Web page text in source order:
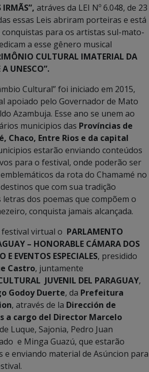
IRMÃS”, atráves da LEI Nº 6.048, de 23
essas Leis abriram porteiras e está
para os artistas sul-mato-
a esse gênero musical
CULTURAL IMATERIAL DA
UNESCO”.
Cultural” foi iniciado em 2015,
apoiado pelo Governador de Mato
Azambuja. Esse ano se unem ao
municipios das Províncias de
Chaco, Entre Rios e da capital
estarão enviando conteúdos
para o festival, onde poderão ser
da rota do Chamamé no
que com sua tradição
dos poemas que compõem o
conquista jamais alcançada.
festival virtual o PARLAMENTO
– HONORABLE CÁMARA DOS
E EVENTOS ESPECIALES, presidido
Castro, juntamente
JUVENIL DEL PARAGUAY,
Godoy Duerte, da Prefeitura
, através de la Dirección de
a cargo del Director Marcelo
Luque, Sajonia, Pedro Juan
e Minga Guazú, que estarão
e enviando material de Asúncion para